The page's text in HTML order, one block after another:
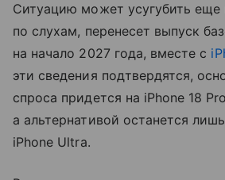
Ситуацию может усугубить еще
по слухам, перенесет выпуск
на начало 2027 года, вместе с
эти сведения подтвердятся,
спроса придется на iPhone 18
а альтернативой останется
iPhone Ultra.